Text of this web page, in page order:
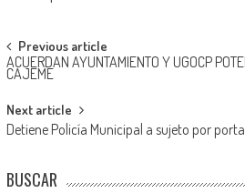
Post
navigation
Previous article
ACUERDAN AYUNTAMIENTO Y UGOCP
CAJEME
Next article
Detiene Policía Municipal a sujeto por
BUSCAR